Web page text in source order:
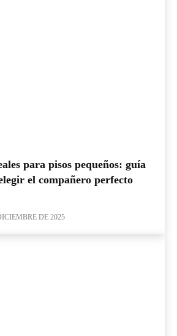
para pisos pequeños: guía
el compañero perfecto
DE 2025